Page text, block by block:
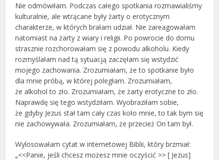
Nie odmówiłam. Podczas całego spotkania rozmawialiśmy
kulturalnie, ale wtrącane były żarty o erotycznym
charakterze, w których brałam udział. Nie zareagowałam
natomiast na żarty z wiary i religii. Po powrocie do domu
strasznie rozchorowałam się z powodu alkoholu. Kiedy
rozmyślałam nad tą sytuacją zaczęłam się wstydzić
mojego zachowania. Zrozumiałam, że to spotkanie było
dla mnie próbą, w której poległam. Zrozumiałam,
że alkohol to zło. Zrozumiałam, że żarty erotyczne to zło.
Naprawdę się tego wstydziłam. Wyobraziłam sobie,
że gdyby Jezus stał tam cały czas koło mnie, to tak bym się
nie zachowywała. Zrozumiałam, że przecież On tam był.
Wylosowałam cytat w internetowej Biblii, który brzmiał:
„<<Panie, jeśli chcesz możesz mnie oczyścić >> [ Jezus]